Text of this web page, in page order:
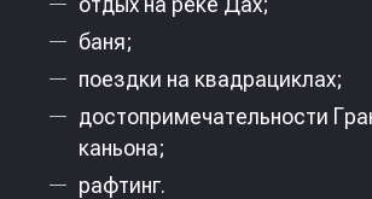
баня;
поездки на квадрациклах;
достопримечательности
каньона;
рафтинг.